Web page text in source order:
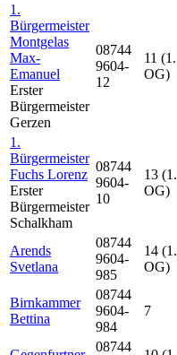
1.
Bürgermeister
Montgelas
Max-
Emanuel
Erster
Bürgermeister
Gerzen
08744
9604-
12
11 (1.
OG)
1.
Bürgermeister
Fuchs Lorenz
Erster
Bürgermeister
Schalkham
08744
9604-
10
13 (1.
OG)
Arends
Svetlana
08744
9604-
985
14 (1.
OG)
Birnkammer
Bettina
08744
9604-
984
7
08744